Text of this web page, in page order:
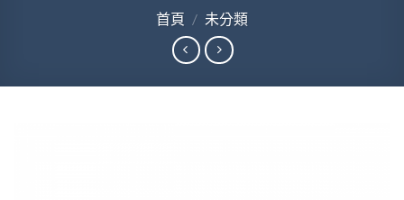
首頁 / 未分類